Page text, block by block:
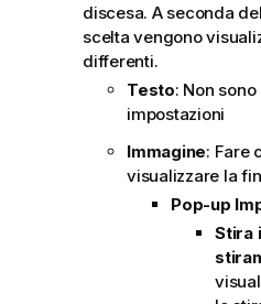
discesa. A seconda
scelta vengono
differenti.
Testo: Non
impostazioni
Immagine: Fare
visualizzare la
Pop-up
Stira